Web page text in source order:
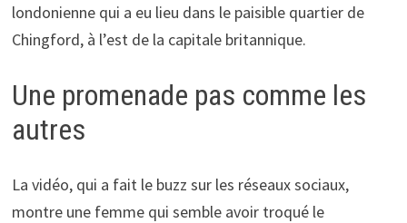
londonienne qui a eu lieu dans le paisible quartier de
Chingford, à l’est de la capitale britannique.
Une promenade pas comme les
autres
La vidéo, qui a fait le buzz sur les réseaux sociaux,
montre une femme qui semble avoir troqué le